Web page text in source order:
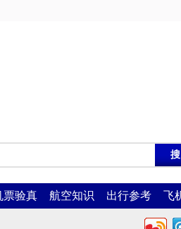
票验真 航空知识 出行参考 飞